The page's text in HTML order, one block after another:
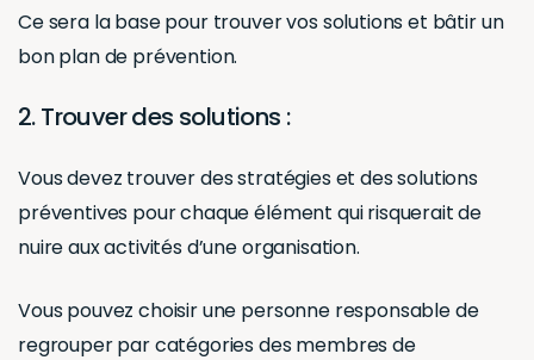
Ce sera la base pour trouver vos solutions et bâtir un
bon plan de prévention.
2. Trouver des solutions :
Vous devez trouver des stratégies et des solutions
préventives pour chaque élément qui risquerait de
nuire aux activités d’une organisation.
Vous pouvez choisir une personne responsable de
regrouper par catégories des membres de